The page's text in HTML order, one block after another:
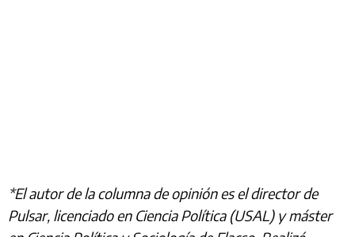
*El autor de la columna de opinión es el director de
Pulsar, licenciado en Ciencia Política (USAL) y máster